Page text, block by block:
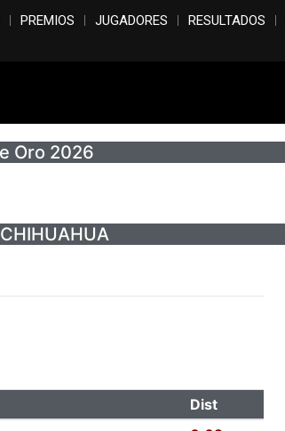
PREMIOS JUGADORES RESULTADOS